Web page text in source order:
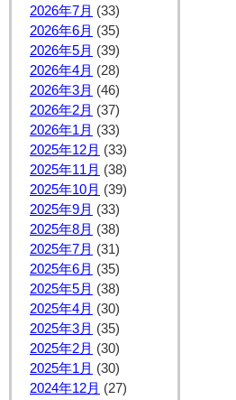
2026年7月 (33)
2026年6月 (35)
2026年5月 (39)
2026年4月 (28)
2026年3月 (46)
2026年2月 (37)
2026年1月 (33)
2025年12月 (33)
2025年11月 (38)
2025年10月 (39)
2025年9月 (33)
2025年8月 (38)
2025年7月 (31)
2025年6月 (35)
2025年5月 (38)
2025年4月 (30)
2025年3月 (35)
2025年2月 (30)
2025年1月 (30)
2024年12月 (27)